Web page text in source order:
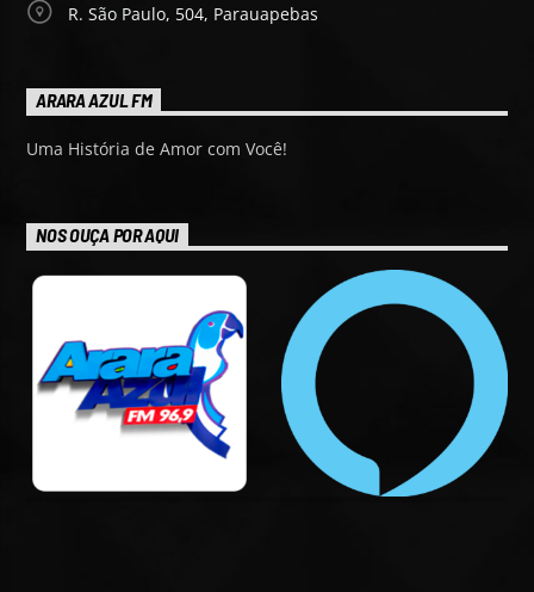
R. São Paulo, 504, Parauapebas
ARARA AZUL FM
Uma História de Amor com Você!
NOS OUÇA POR AQUI